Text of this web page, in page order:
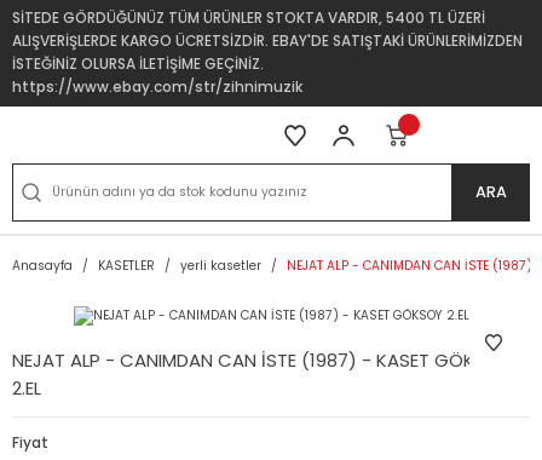
SİTEDE GÖRDÜĞÜNÜZ TÜM ÜRÜNLER STOKTA VARDIR, 5400 TL ÜZERİ
ALIŞVERİŞLERDE KARGO ÜCRETSİZDİR. EBAY'DE SATIŞTAKİ ÜRÜNLERİMİZDEN
İSTEĞİNİZ OLURSA İLETİŞİME GEÇİNİZ.
https://www.ebay.com/str/zihnimuzik
ARA
Anasayfa KASETLER yerli kasetler NEJAT ALP - CANIMDAN CAN İSTE (1987) -
NEJAT ALP - CANIMDAN CAN İSTE (1987) - KASET GÖKSOY
2.EL
Fiyat